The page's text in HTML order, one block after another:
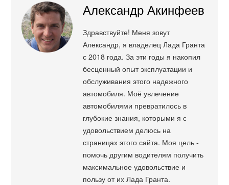
Александр Акинфеев
Здравствуйте! Меня зовут
Александр, я владелец Лада Гранта
с 2018 года. За эти годы я накопил
бесценный опыт эксплуатации и
обслуживания этого надежного
автомобиля. Моё увлечение
автомобилями превратилось в
глубокие знания, которыми я с
удовольствием делюсь на
страницах этого сайта. Моя цель -
помочь другим водителям получить
максимальное удовольствие и
пользу от их Лада Гранта.